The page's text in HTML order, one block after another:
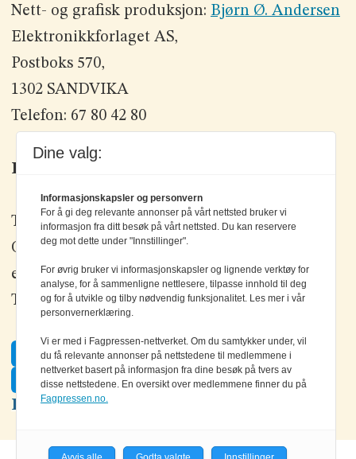
Nett- og grafisk produksjon: Bjørn Ø. Andersen
Elektronikkforlaget AS,
Postboks 570,
1302 SANDVIKA
Telefon: 67 80 42 80
Kontakt oss
Tlf: +47 67 80 42 80
Olav Brunborgs vei 6, 1396 Billingstad
epost: elektronikk@elektronikkforlaget.no
Tips oss:tips@elektronikkforlaget.no
Facebook
Twitter
LinkedIn
Dine valg:
Informasjonskapsler og personvern
For å gi deg relevante annonser på vårt nettsted bruker vi
informasjon fra ditt besøk på vårt nettsted. Du kan reservere
deg mot dette under "Innstillinger".
For øvrig bruker vi informasjonskapsler og lignende verktøy for
analyse, for å sammenligne nettlesere, tilpasse innhold til deg
og for å utvikle og tilby nødvendig funksjonalitet. Les mer i vår
personvernerklæring.
Vi er med i Fagpressen-nettverket. Om du samtykker under, vil
du få relevante annonser på nettstedene til medlemmene i
nettverket basert på informasjon fra dine besøk på tvers av
disse nettstedene. En oversikt over medlemmene finner du på
Fagpressen.no.